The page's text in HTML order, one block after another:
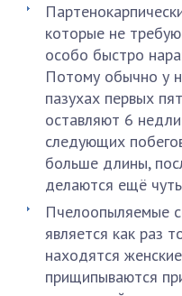
которые не
особо быстро
Потому обычно у
пазухах первых
оставляют 6
следующих
больше длины,
делаются ещё
Пчелоопыляемые
является как раз
находятся
прищипываются